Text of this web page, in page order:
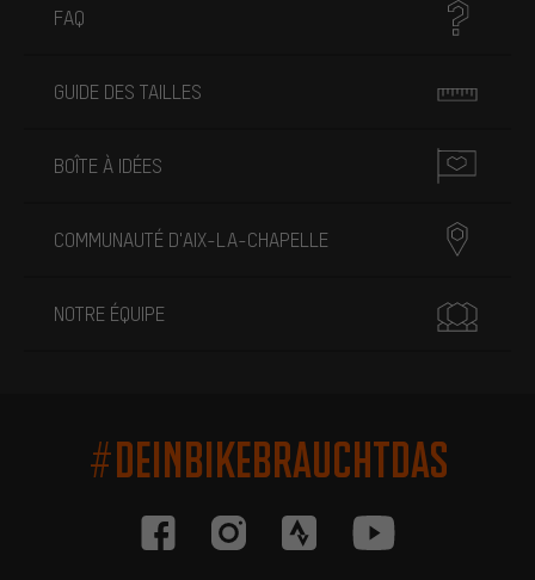
FAQ
GUIDE DES TAILLES
BOÎTE À IDÉES
COMMUNAUTÉ D'AIX-LA-CHAPELLE
NOTRE ÉQUIPE
#DEINBIKEBRAUCHTDAS